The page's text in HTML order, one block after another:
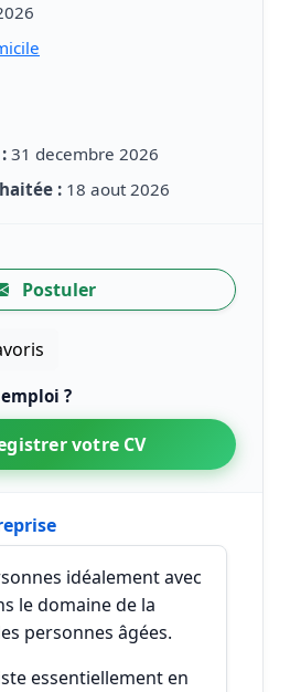
31 decembre 2026
: 18 aout 2026
Postuler
?
votre CV
idéalement avec
le domaine de la
personnes âgées.
essentiellement en